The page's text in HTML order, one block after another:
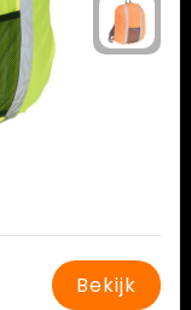
Bekijk